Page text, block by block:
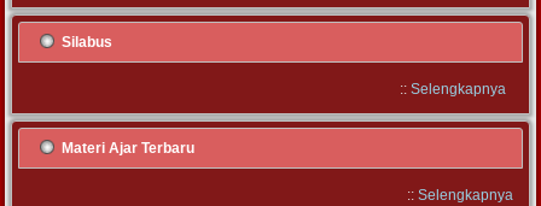
Silabus
:: Selengkapnya
Materi Ajar Terbaru
:: Selengkapnya